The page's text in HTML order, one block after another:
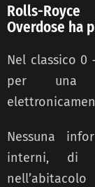
Rolls-
Overdose ha
Nel classico 0
per una
Nessuna
interni, di